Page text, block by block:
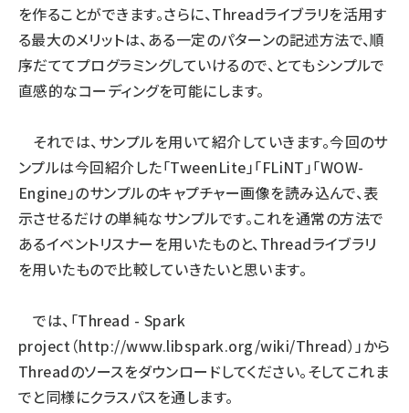
を作ることができます。さらに、Threadライブラリを活用す
る最大のメリットは、ある一定のパターンの記述方法で、順
序だててプログラミングしていけるので、とてもシンプルで
直感的なコーディングを可能にします。
それでは、サンプルを用いて紹介していきます。今回のサ
ンプルは今回紹介した「TweenLite」「FLiNT」「WOW-
Engine」のサンプルのキャプチャー画像を読み込んで、表
示させるだけの単純なサンプルです。これを通常の方法で
あるイベントリスナーを用いたものと、Threadライブラリ
を用いたもので比較していきたいと思います。
では、「Thread - Spark
project（http://www.libspark.org/wiki/Thread）」から
Threadのソースをダウンロードしてください。そしてこれま
でと同様にクラスパスを通します。